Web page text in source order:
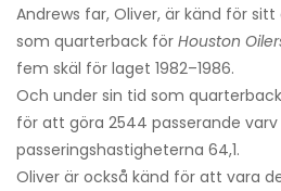
Andrews far, Oliver, är känd för
som quarterback för Houston
fem skäl för laget 1982–1986.
Och under sin tid som
för att göra 2544 passerande
passeringshastigheterna 64,1.
Oliver är också känd för att vara